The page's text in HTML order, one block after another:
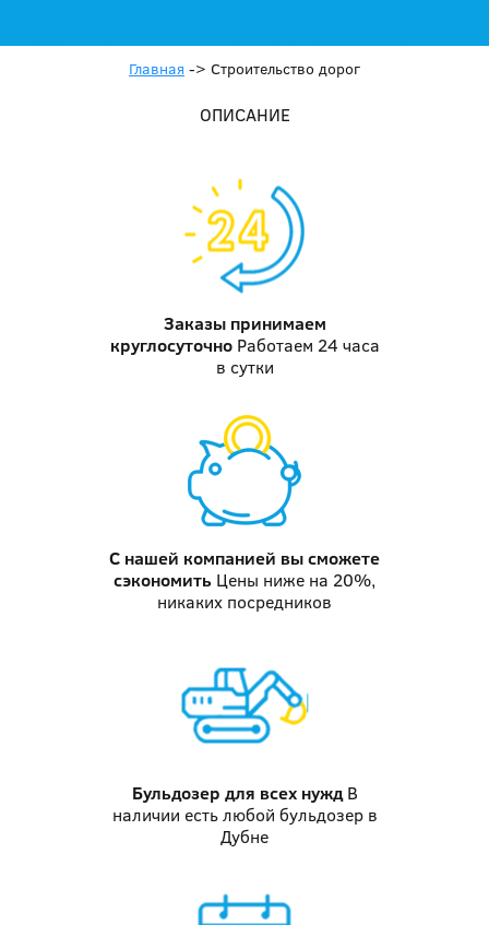
Главная -> Строительство дорог
ОПИСАНИЕ
Заказы принимаем
круглосуточно Работаем 24 часа
в сутки
С нашей компанией вы сможете
сэкономить Цены ниже на 20%,
никаких посредников
Бульдозер для всех нужд В
наличии есть любой бульдозер в
Дубне